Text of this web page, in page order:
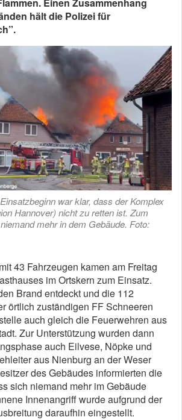
hält die Polizei für
war klar, dass der Komplex
Hannover) nicht zu retten ist. Zum
mehr in dem Gebäude. Foto:
43 Fahrzeugen kamen am Freitag
im Ortskern zum Einsatz.
Brand entdeckt und die 112
örtlich zuständigen FF Schneeren
auch gleich die Feuerwehren aus
Zur Unterstützung wurden dann
auch Eilvese, Nöpke und
aus Nienburg an der Weser
des Gebäudes informierten die
sich niemand mehr im Gebäude
Innenangriff wurde aufgrund der
daraufhin eingestellt.